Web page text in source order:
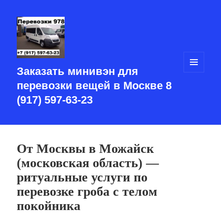
Заказать минивэн для
перевозки вещей в Москве 8
(917) 597-63-23
От Москвы в Можайск
(московская область) —
ритуальные услуги по
перевозке гроба с телом
покойника